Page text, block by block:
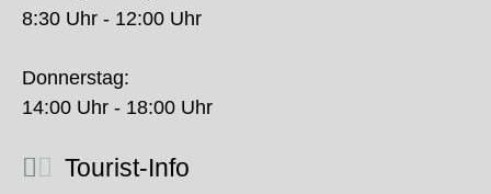
8:30 Uhr - 12:00 Uhr
Donnerstag:
14:00 Uhr - 18:00 Uhr
Tourist-Info